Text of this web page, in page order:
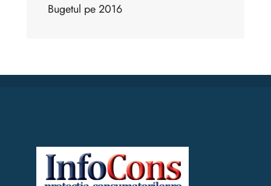
Bugetul pe 2016